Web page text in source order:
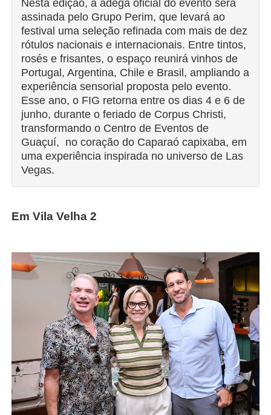
Nesta edição, a adega oficial do evento será
assinada pelo Grupo Perim, que levará ao
festival uma seleção refinada com mais de dez
rótulos nacionais e internacionais. Entre tintos,
rosés e frisantes, o espaço reunirá vinhos de
Portugal, Argentina, Chile e Brasil, ampliando a
experiência sensorial proposta pelo evento.
Esse ano, o FIG retorna entre os dias 4 e 6 de
junho, durante o feriado de Corpus Christi,
transformando o Centro de Eventos de
Guaçuí, no coração do Caparaó capixaba, em
uma experiência inspirada no universo de Las
Vegas.
Em Vila Velha 2